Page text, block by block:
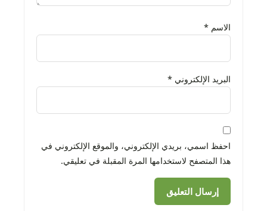
الاسم *
البريد الإلكتروني *
احفظ اسمي، بريدي الإلكتروني، والموقع الإلكتروني في
هذا المتصفح لاستخدامها المرة المقبلة في تعليقي.